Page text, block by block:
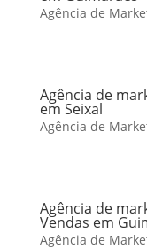
Agência de
Agência de
em Seixal
Agência de
Agência de
Vendas em
Agência de